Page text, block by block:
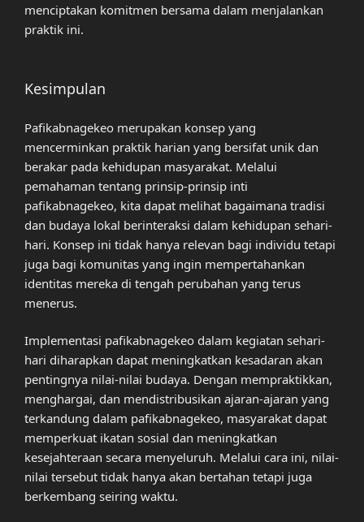
menciptakan komitmen bersama dalam menjalankan
praktik ini.
Kesimpulan
Pafikabnagekeo merupakan konsep yang
mencerminkan praktik harian yang bersifat unik dan
berakar pada kehidupan masyarakat. Melalui
pemahaman tentang prinsip-prinsip inti
pafikabnagekeo, kita dapat melihat bagaimana tradisi
dan budaya lokal berinteraksi dalam kehidupan sehari-
hari. Konsep ini tidak hanya relevan bagi individu tetapi
juga bagi komunitas yang ingin mempertahankan
identitas mereka di tengah perubahan yang terus
menerus.
Implementasi pafikabnagekeo dalam kegiatan sehari-
hari diharapkan dapat meningkatkan kesadaran akan
pentingnya nilai-nilai budaya. Dengan mempraktikkan,
menghargai, dan mendistribusikan ajaran-ajaran yang
terkandung dalam pafikabnagekeo, masyarakat dapat
memperkuat ikatan sosial dan meningkatkan
kesejahteraan secara menyeluruh. Melalui cara ini, nilai-
nilai tersebut tidak hanya akan bertahan tetapi juga
berkembang seiring waktu.